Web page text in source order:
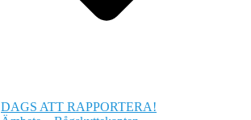
DAGS ATT RAPPORTERA!